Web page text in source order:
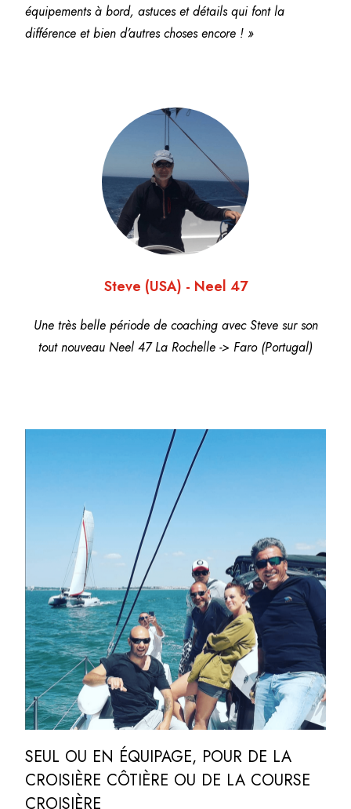
équipements à bord, astuces et détails qui font la
différence et bien d’autres choses encore ! »
Steve (USA) - Neel 47
Une très belle période de coaching avec Steve sur son
tout nouveau Neel 47 La Rochelle -> Faro (Portugal)
SEUL OU EN ÉQUIPAGE, POUR DE LA
CROISIÈRE CÔTIÈRE OU DE LA COURSE
CROISIÈRE